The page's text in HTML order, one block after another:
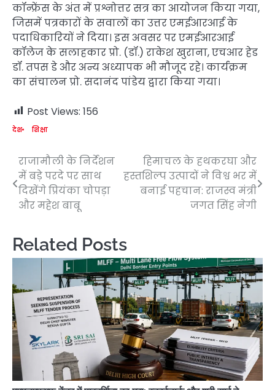
कॉन्फ्रेंस के अंत में प्रश्नोत्तर सत्र का आयोजन किया गया,
जिसमें पत्रकारों के सवालों का उत्तर एमईआरआई के
पदाधिकारियों ने दिया। इस अवसर पर एमईआरआई
कॉलेज के सलाहकार प्रो. (डॉ.) राकेश खुराना, एचआर हेड
डॉ. तपस डे और अन्य अध्यापक भी मौजूद रहे। कार्यक्रम
का संचालन प्रो. सदानंद पांडेय द्वारा किया गया।
Post Views: 156
देश शिक्षा
Post
navigation
राजामौली के निर्देशन
में बड़े परदे पर साथ
दिखेंगे प्रियंका चोपड़ा
और महेश बाबू
हिमाचल के हथकरघा और
हस्तशिल्प उत्पादों ने विश्व भर में
बनाई पहचान: राजस्व मंत्री
जगत सिंह नेगी
Related Posts